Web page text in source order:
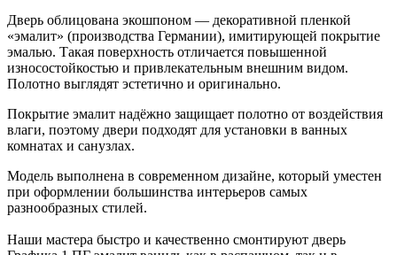
Дверь облицована экошпоном — декоративной пленкой
«эмалит» (производства Германии), имитирующей покрытие
эмалью. Такая поверхность отличается повышенной
износостойкостью и привлекательным внешним видом.
Полотно выглядят эстетично и оригинально.
Покрытие эмалит надёжно защищает полотно от воздействия
влаги, поэтому двери подходят для установки в ванных
комнатах и санузлах.
Модель выполнена в современном дизайне, который уместен
при оформлении большинства интерьеров самых
разнообразных стилей.
Наши мастера быстро и качественно смонтируют дверь